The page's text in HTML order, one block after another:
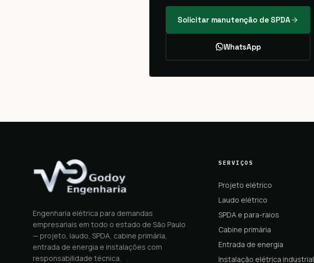
Solicitar manutenção de SPDA
WhatsApp
Engenharia elétrica para demandas
empresariais em todo o estado de São Paulo
— projeto, laudo, SPDA, cabine primária,
entrada de energia e instalações com
responsabilidade técnica.
SERVIÇOS
Projeto elétrico
Laudo elétrico
SPDA e para-raios
Cabine primária
Entrada de energia
Instalação elétrica industrial